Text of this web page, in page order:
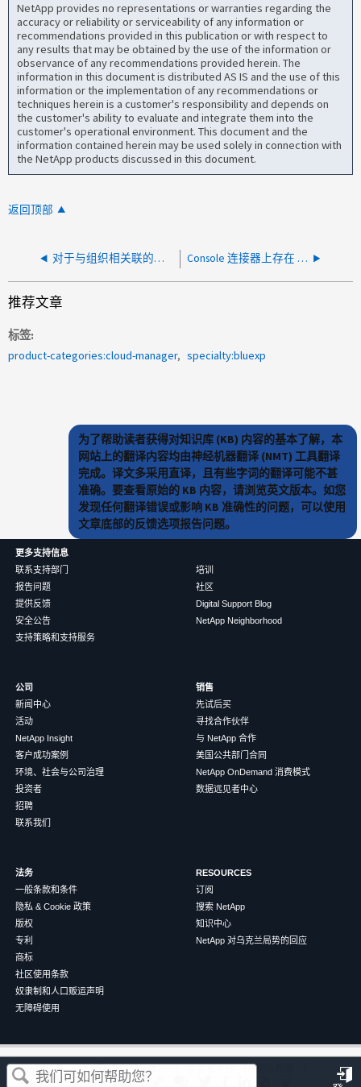
NetApp provides no representations or warranties regarding the
accuracy or reliability or serviceability of any information or
recommendations provided in this publication or with respect to
any results that may be obtained by the use of the information or
observance of any recommendations provided herein. The
information in this document is distributed AS IS and the use of this
information or the implementation of any recommendations or
techniques herein is a customer's responsibility and depends on
the customer's ability to evaluate and integrate them into the
customer's operational environment. This document and the
information contained herein may be used solely in connection with
the NetApp products discussed in this document.
返回顶部
对于与组织相关联的用户的连接器，控制台上未显示受限模式选项 Console 连接器上存在 SSH 服务器 CBC 模式密码已启用漏洞
这篇文章对您有帮助吗？
推荐文章
标签
product-categories:cloud-manager
specialty:bluexp
为了帮助读者获得对知识库 (KB) 内容的基本了解，本
网站上的翻译内容均由神经机器翻译 (NMT) 工具翻译
完成。译文多采用直译，且有些字词的翻译可能不甚
准确。要查看原始的 KB 内容，请浏览英文版本。如您
发现任何翻译错误或影响 KB 准确性的问题，可以使用
文章底部的反馈选项报告问题。
更多支持信息
联系支持部门
报告问题
提供反馈
安全公告
支持策略和支持服务
培训
社区
Digital Support Blog
NetApp Neighborhood
公司
新闻中心
活动
NetApp Insight
客户成功案例
环境、社会与公司治理
投资者
招聘
联系我们
销售
先试后买
寻找合作伙伴
与 NetApp 合作
美国公共部门合同
NetApp OnDemand 消费模式
数据远见者中心
法务
一般条款和条件
隐私 & Cookie 政策
版权
专利
商标
社区使用条款
奴隶制和人口贩运声明
无障碍使用
RESOURCES
订阅
搜索 NetApp
知识中心
NetApp 对乌克兰局势的回应
©2026NetApp 中文（简体）
隐私政策
Cookie 政策
Cookie 设置